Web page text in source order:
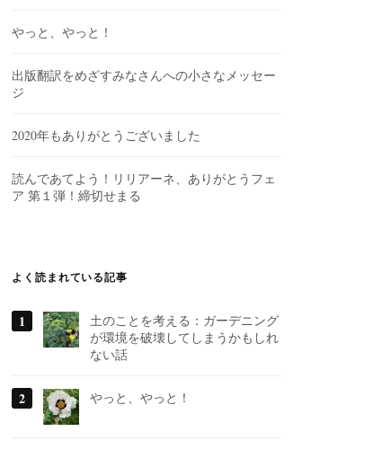
やっと、やっと！
出版翻訳をめざすみなさんへの小さなメッセー
ジ
2020年もありがとうございました
読んであてよう！リリアーネ、ありがとうフェ
ア 第１弾！締切せまる
よく読まれている記事
土のことを考える：ガーデニング
が環境を破壊してしまうかもしれ
ない話
やっと、やっと！